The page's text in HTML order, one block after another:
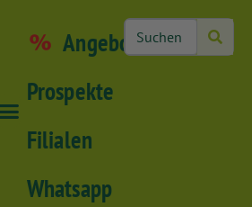
Angebote
Prospekte
Filialen
Whatsapp